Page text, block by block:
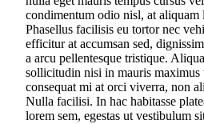
condimentum odio nisl, at aliquam
Phasellus facilisis eu tortor nec
efficitur at accumsan sed,
a arcu pellentesque tristique.
sollicitudin nisi in mauris maximus
consequat mi at orci viverra, non
Nulla facilisi. In hac habitasse
lorem sem, egestas ut vestibulum